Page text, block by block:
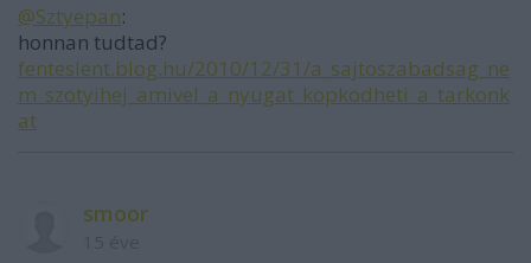
@Sztyepan:
honnan tudtad?
fenteslent.blog.hu/2010/12/31/a_sajtoszabadsag_ne
m_szotyihej_amivel_a_nyugat_kopkodheti_a_tarkonk
at
smoor